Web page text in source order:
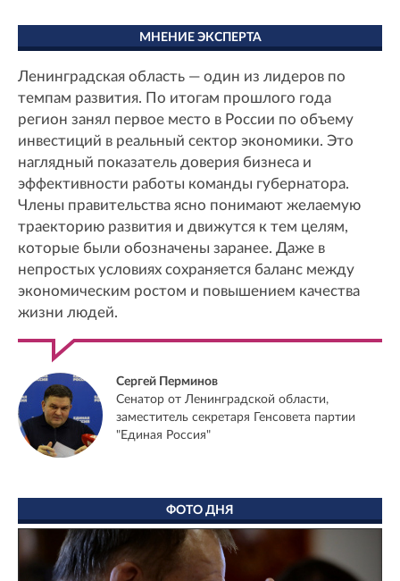
МНЕНИЕ ЭКСПЕРТА
Ленинградская область — один из лидеров по
темпам развития. По итогам прошлого года
регион занял первое место в России по объему
инвестиций в реальный сектор экономики. Это
наглядный показатель доверия бизнеса и
эффективности работы команды губернатора.
Члены правительства ясно понимают желаемую
траекторию развития и движутся к тем целям,
которые были обозначены заранее. Даже в
непростых условиях сохраняется баланс между
экономическим ростом и повышением качества
жизни людей.
Сергей Перминов
Сенатор от Ленинградской области,
заместитель секретаря Генсовета партии
"Единая Россия"
ФОТО ДНЯ